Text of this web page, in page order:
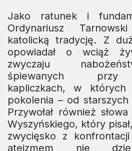
Jako ratunek i
Ordynariusz
katolicką tradycję. Z
opowiadał o wciąż
zwyczaju
śpiewanych przy
kapliczkach, w których
pokolenia – od starszych
Przywołał również
Wyszyńskiego, który
zwycięsko z
ateizmem nie